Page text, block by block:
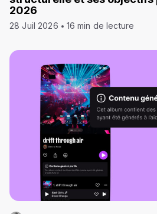
2026
28 Juil 2026 16 min de lecture